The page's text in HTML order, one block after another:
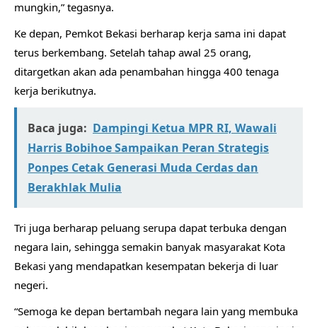
mungkin,” tegasnya.
Ke depan, Pemkot Bekasi berharap kerja sama ini dapat
terus berkembang. Setelah tahap awal 25 orang,
ditargetkan akan ada penambahan hingga 400 tenaga
kerja berikutnya.
Baca juga: Dampingi Ketua MPR RI, Wawali
Harris Bobihoe Sampaikan Peran Strategis
Ponpes Cetak Generasi Muda Cerdas dan
Berakhlak Mulia
Tri juga berharap peluang serupa dapat terbuka dengan
negara lain, sehingga semakin banyak masyarakat Kota
Bekasi yang mendapatkan kesempatan bekerja di luar
negeri.
“Semoga ke depan bertambah negara lain yang membuka